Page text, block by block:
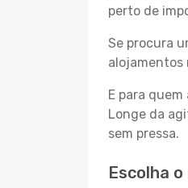
perto de
Se procura
alojamentos
E para
Longe da
sem pressa.
Escolha